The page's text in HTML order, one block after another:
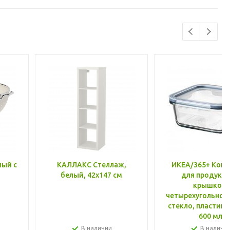
с
КАЛЛАКС Стеллаж,
белый, 42x147 см
В наличии
ИКЕА/365+
для
крышкой,
стекло, пластик
600 мл
В